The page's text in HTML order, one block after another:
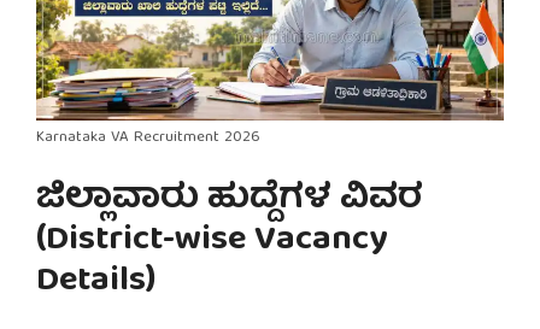
Karnataka VA Recruitment 2026
ಜಿಲ್ಲಾವಾರು ಹುದ್ದೆಗಳ ವಿವರ
(District-wise Vacancy
Details)